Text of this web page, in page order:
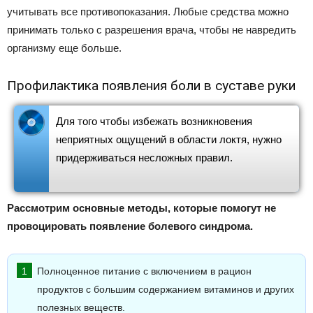
учитывать все противопоказания. Любые средства можно
принимать только с разрешения врача, чтобы не навредить
организму еще больше.
Профилактика появления боли в суставе руки
Для того чтобы избежать возникновения
неприятных ощущений в области локтя, нужно
придерживаться несложных правил.
Рассмотрим основные методы, которые помогут не
провоцировать появление болевого синдрома.
Полноценное питание с включением в рацион
продуктов с большим содержанием витаминов и других
полезных веществ.